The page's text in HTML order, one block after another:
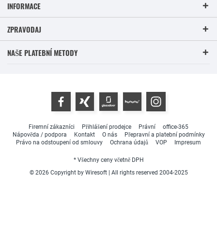
INFORMACE
ZPRAVODAJ
NAŠE PLATEBNÍ METODY
Firemní zákazníci Přihlášení prodejce Právní
office-365
Nápověda / podpora
Kontakt O nás
Přepravní a platební podmínky
Právo na odstoupení od smlouvy
Ochrana údajů VOP Impresum
* Všechny ceny včetně DPH
© 2026 Copyright by Wiresoft | All rights reserved 2004-2025